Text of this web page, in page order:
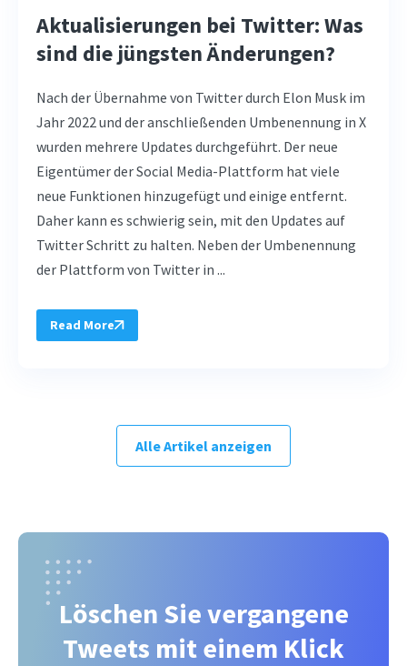
Aktualisierungen bei Twitter: Was
sind die jüngsten Änderungen?
Nach der Übernahme von Twitter durch Elon Musk im
Jahr 2022 und der anschließenden Umbenennung in X
wurden mehrere Updates durchgeführt. Der neue
Eigentümer der Social Media-Plattform hat viele
neue Funktionen hinzugefügt und einige entfernt.
Daher kann es schwierig sein, mit den Updates auf
Twitter Schritt zu halten. Neben der Umbenennung
der Plattform von Twitter in ...
Read More
Alle Artikel anzeigen
Löschen Sie vergangene
Tweets mit einem Klick